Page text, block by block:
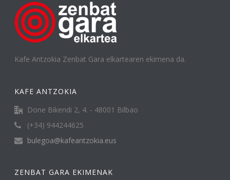
Kafe Antzokia Zenbat Gara elkartearen ekimena da.
KAFE ANTZOKIA
Done Bikendi 2, 4. - 48001 Bilbao
(+34) 944244625
bulegoa@kafeantzokia.eus
ZENBAT GARA EKIMENAK